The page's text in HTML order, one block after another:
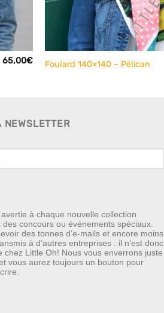
65,00€ Foulard 140×140 – Pélican
NEWSLETTER
à chaque nouvelle collection
concours ou événements spéciaux.
des tonnes d’e-mails et encore moins
à d’autres entreprises : il n’est donc
chez Little Oh! Nous vous enverrons juste
vous aurez toujours un bouton pour